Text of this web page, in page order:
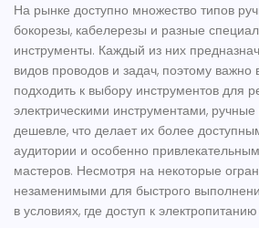
На рынке доступно множество типов
бокорезы, кабелерезы и разные
инструменты. Каждый из них
видов проводов и задач, поэтому важно
подходить к выбору инструментов для
электрическими инструментами, ручные
дешевле, что делает их более
аудитории и особенно
мастеров. Несмотря на некоторые
незаменимыми для быстрого
в условиях, где доступ к